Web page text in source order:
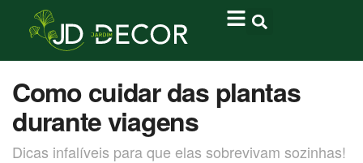
Como cuidar das plantas
durante viagens
Dicas infalíveis para que elas sobrevivam sozinhas!